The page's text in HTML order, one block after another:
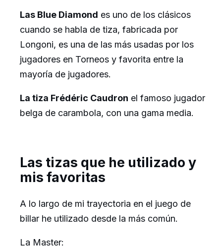
Las Blue Diamond es uno de los clásicos
cuando se habla de tiza, fabricada por
Longoni, es una de las más usadas por los
jugadores en Torneos y favorita entre la
mayoría de jugadores.
La tiza Frédéric Caudron el famoso jugador
belga de carambola, con una gama media.
Las tizas que he utilizado y
mis favoritas
A lo largo de mi trayectoria en el juego de
billar he utilizado desde la más común.
La Master: